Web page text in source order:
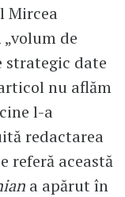
Mircea
de
strategic date
nu aflăm
l-a
redactarea
referă această
a apărut în